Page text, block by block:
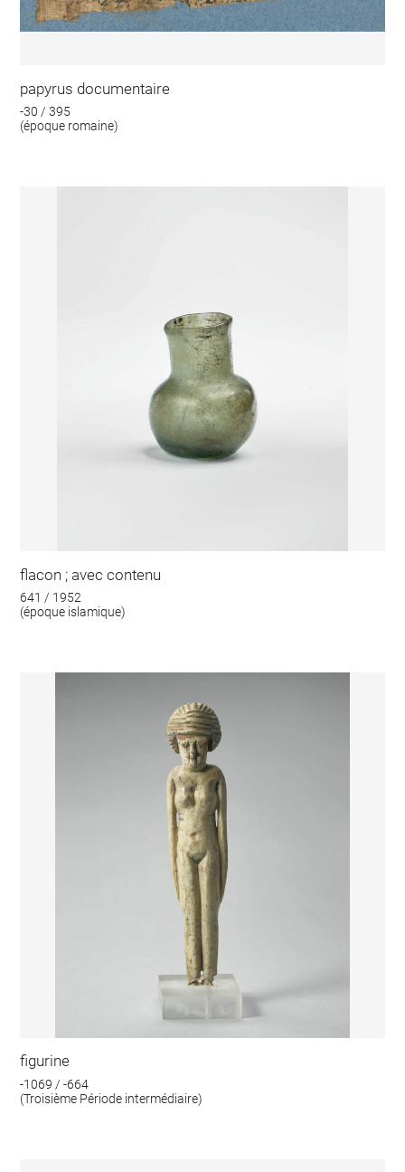
papyrus documentaire
-30 / 395
(époque romaine)
flacon ; avec contenu
641 / 1952
(époque islamique)
figurine
-1069 / -664
(Troisième Période intermédiaire)